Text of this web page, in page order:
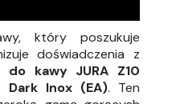
który poszukuje
doświadczenia z
do kawy JURA Z10
Dark Inox (EA). Ten